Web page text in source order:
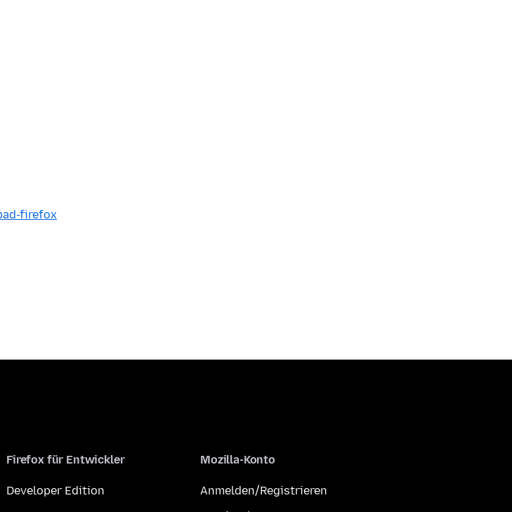
firefox
Firefox für Entwickler
Developer Edition
Mozilla-Konto
Anmelden/Registrieren